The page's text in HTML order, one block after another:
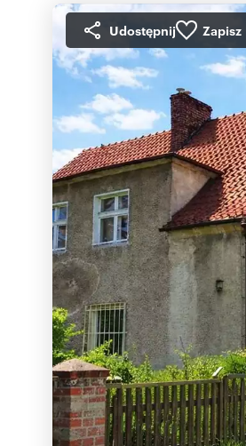
Udostępnij Zapisz